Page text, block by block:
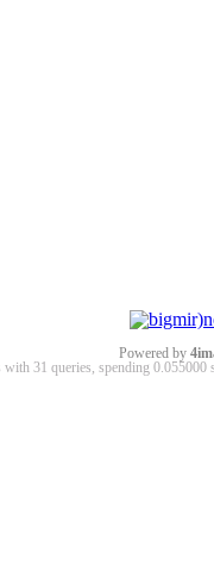
Powered by
with 31 queries, spending